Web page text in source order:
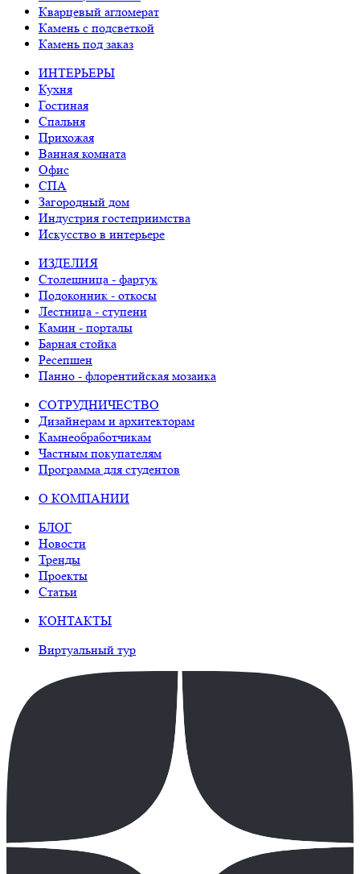
Кварцевый агломерат
Камень с подсветкой
Камень под заказ
ИНТЕРЬЕРЫ
Кухня
Гостиная
Спальня
Прихожая
Ванная комната
Офис
СПА
Загородный дом
Индустрия гостеприимства
Искусство в интерьере
ИЗДЕЛИЯ
Столешница - фартук
Подоконник - откосы
Лестница - ступени
Камин - порталы
Барная стойка
Ресепшен
Панно - флорентийская мозаика
СОТРУДНИЧЕСТВО
Дизайнерам и архитекторам
Камнеобработчикам
Частным покупателям
Программа для студентов
О КОМПАНИИ
БЛОГ
Новости
Тренды
Проекты
Статьи
КОНТАКТЫ
Виртуальный тур